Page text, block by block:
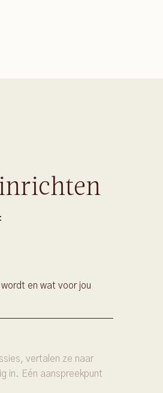
en wat voor jou
vertalen ze naar
in. Eén aanspreekpunt